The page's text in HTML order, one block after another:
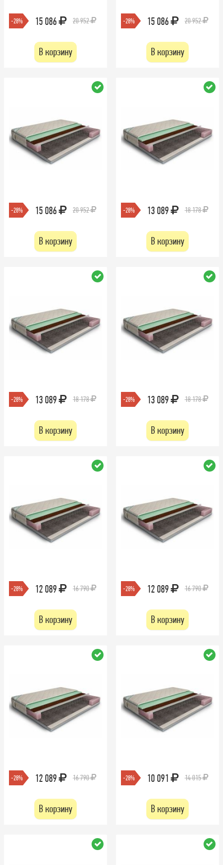
-28% 15 086 20 952
В корзину
-28% 15 086 20 952
В корзину
-28% 15 086 20 952
В корзину
-28% 13 089 18 178
В корзину
-28% 13 089 18 178
В корзину
-28% 13 089 18 178
В корзину
-28% 12 089 16 790
В корзину
-28% 12 089 16 790
В корзину
-28% 12 089 16 790
В корзину
-28% 10 091 14 015
В корзину